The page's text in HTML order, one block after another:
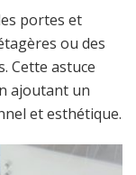
portes et
ou des
Cette astuce
ajoutant un
et esthétique.